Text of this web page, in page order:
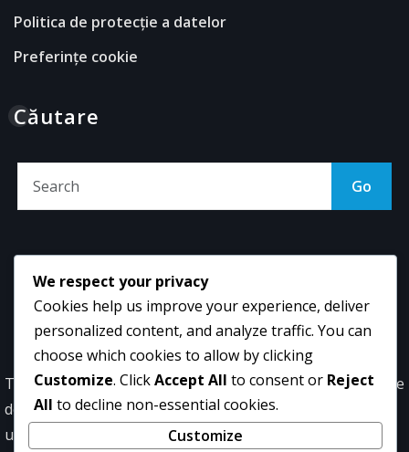
Politica de protecție a datelor
Preferințe cookie
Căutare
Go
Copyright © 2026 | Powered byWordPress|NewsExo
byThemeArile
Termeni
de
utilizare
Povestea
noastră
Ia
legătura
cu noi
Politica
de
Preferințe
We respect your privacy
Cookies help us improve your experience, deliver
personalized content, and analyze traffic. You can
choose which cookies to allow by clicking
Customize. ClickAccept All to consent or Reject
All to decline non-essential cookies.
Customize